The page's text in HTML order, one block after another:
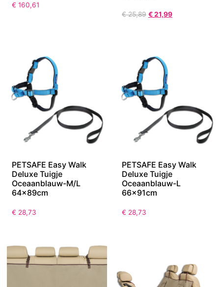
€ 160,61
€25,89 €21,99
PETSAFE Easy Walk
Deluxe Tuigje
Oceaanblauw-M/L
64x89cm
€ 28,73
PETSAFE Easy Walk
Deluxe Tuigje
Oceaanblauw-L
66x91cm
€ 28,73